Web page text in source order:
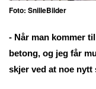
Foto: SnilleBilder
- Når man kommer
betong, og jeg får
skjer ved at noe nytt